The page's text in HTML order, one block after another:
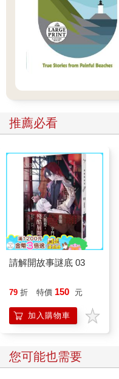
雖然，我們離開了祖先曾
asang，雖然我們從海拔二
花東縱谷，但我們的文化
留在祖居地。我們站在花
也有的族人離開部落來到
想像，因為傳統領域／祖
相關的。即使族人已經離
依然在族人的心中扮演著重
推薦必看
請解開故事謎底 03
79 折 特價 150 元
加入購物車
您可能也需要